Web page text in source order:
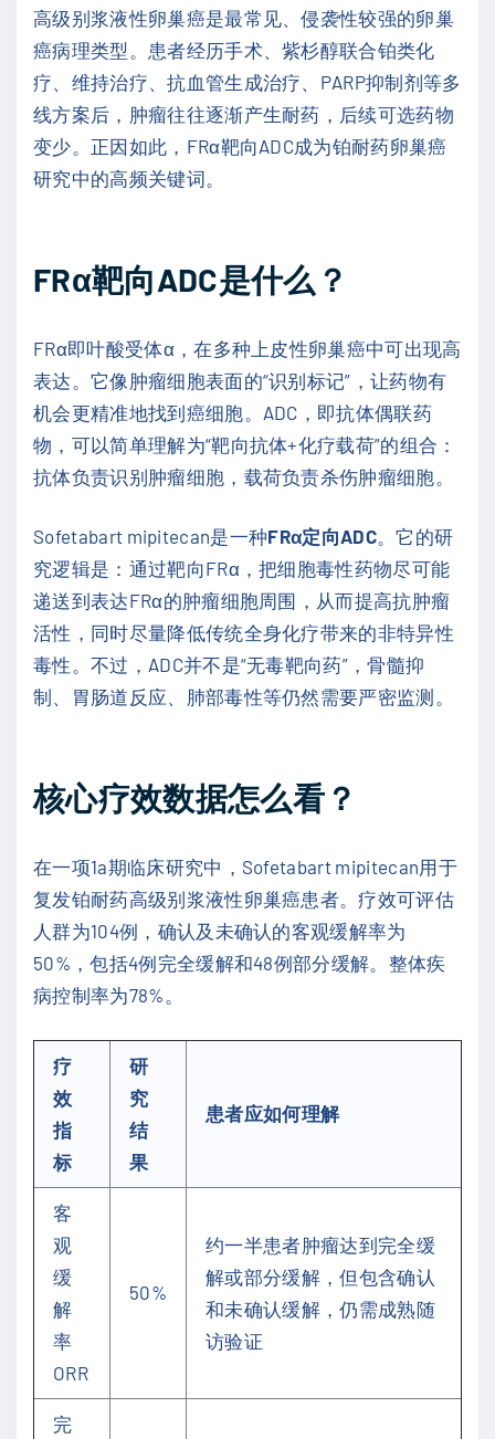
高级别浆液性卵巢癌是最常见、侵袭性较强的卵巢
癌病理类型。患者经历手术、紫杉醇联合铂类化
疗、维持治疗、抗血管生成治疗、PARP抑制剂等多
线方案后，肿瘤往往逐渐产生耐药，后续可选药物
变少。正因如此，FRα靶向ADC成为铂耐药卵巢癌
研究中的高频关键词。
FRα靶向ADC是什么？
FRα即叶酸受体α，在多种上皮性卵巢癌中可出现高
表达。它像肿瘤细胞表面的“识别标记”，让药物有
机会更精准地找到癌细胞。ADC，即抗体偶联药
物，可以简单理解为“靶向抗体+化疗载荷”的组合：
抗体负责识别肿瘤细胞，载荷负责杀伤肿瘤细胞。
Sofetabart mipitecan是一种FRα定向ADC。它的研
究逻辑是：通过靶向FRα，把细胞毒性药物尽可能
递送到表达FRα的肿瘤细胞周围，从而提高抗肿瘤
活性，同时尽量降低传统全身化疗带来的非特异性
毒性。不过，ADC并不是“无毒靶向药”，骨髓抑
制、胃肠道反应、肺部毒性等仍然需要严密监测。
核心疗效数据怎么看？
在一项1a期临床研究中，Sofetabart mipitecan用于
复发铂耐药高级别浆液性卵巢癌患者。疗效可评估
人群为104例，确认及未确认的客观缓解率为
50%，包括4例完全缓解和48例部分缓解。整体疾
病控制率为78%。
疗
效
指
标
研
究
结
果
患者应如何理解
客
观
缓
解
率
ORR
50%
约一半患者肿瘤达到完全缓
解或部分缓解，但包含确认
和未确认缓解，仍需成熟随
访验证
完